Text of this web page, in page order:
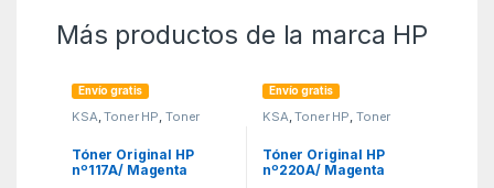
Más productos de la marca HP
Envío gratis
KSA,Toner HP, Toner
Tóner Original HP
nº117A/ Magenta
Envío gratis
KSA,Toner HP, Toner
Tóner Original HP
nº220A/ Magenta